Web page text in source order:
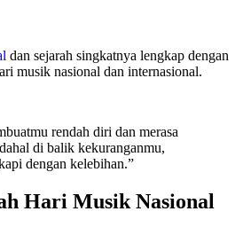
dan sejarah singkatnya lengkap dengan
musik nasional dan internasional.
rendah diri dan merasa
di balik kekuranganmu,
dengan kelebihan.”
Hari Musik Nasional